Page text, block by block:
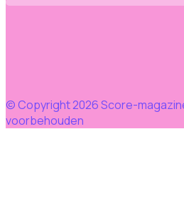
© Copyright 2026 Score-
voorbehouden